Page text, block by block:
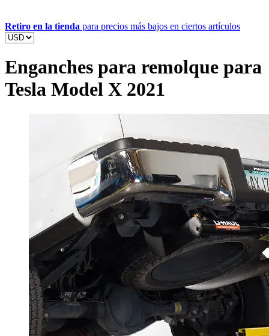
Retiro en la tienda para precios más bajos en ciertos artículos
Enganches para remolque para
Tesla Model X 2021